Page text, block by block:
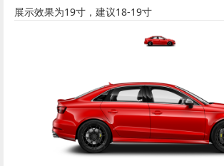
展示效果为19寸，建议18-19寸